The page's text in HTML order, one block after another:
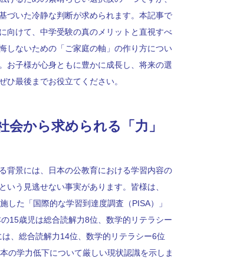
づいた冷静な判断が求められます。本記事で
向けて、中学受験の真のメリットと直視すべ
しないための「ご家庭の軸」の作り方につい
お子様が心身ともに豊かに成長し、将来の選
ひ最後までお役立てください。
会から求められる「力」
背景には、日本の公教育における学習内容の
う見逃せない事実があります。皆様は、
した「国際的な学習到達度調査（PISA）」
15歳児は総合読解力8位、数学的リテラシー
、総合読解力14位、数学的リテラシー6位
の学力低下について厳しい現状認識を示しま